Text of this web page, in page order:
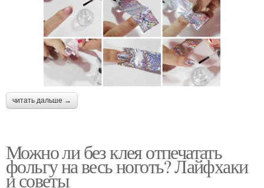
читать дальше →
Можно ли без клея отпечатать
фольгу на весь ноготь? Лайфхаки
и советы